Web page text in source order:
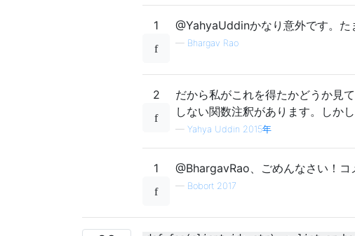
1 @YahyaUddinかなり意外です。た
— Bhargav Rao
2
だから私がこれを得たかどうか見
しない関数注釈があります。しか
— Yahya Uddin 2015年
1 @BhargavRao、ごめんなさい！コ
— Bobort 2017